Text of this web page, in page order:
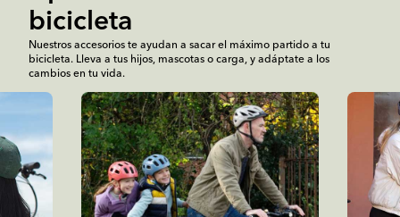
bicicleta
Nuestros accesorios te ayudan a sacar el máximo partido a tu
bicicleta. Lleva a tus hijos, mascotas o carga, y adáptate a los
cambios en tu vida.